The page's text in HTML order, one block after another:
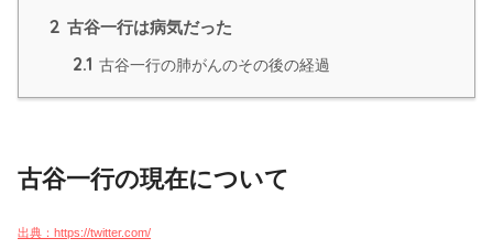
2 古谷一行は病気だった
2.1 古谷一行の肺がんのその後の経過
古谷一行の現在について
出典：https://twitter.com/